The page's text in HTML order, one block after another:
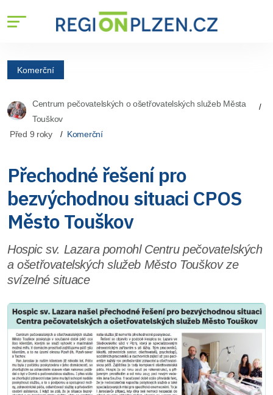
Komerční
Centrum pečovatelských o ošetřovatelských služeb Města
Touškov
Před 9 roky
Komerční
Přechodné řešení pro
bezvýchodnou situaci CPOS
Město Touškov
Hospic sv. Lazara pomohl Centru pečovatelských
a ošetřovatelských služeb Město Touškov ze
svízelné situace